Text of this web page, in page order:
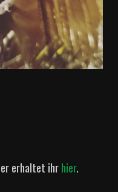
erhaltet ihrhier.